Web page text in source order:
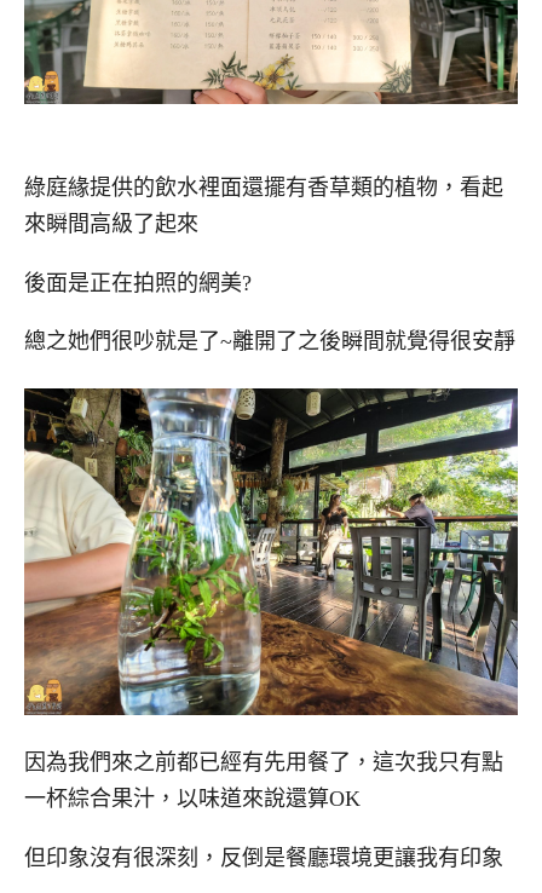
綠庭緣提供的飲水裡面還擺有香草類的植物，看起
來瞬間高級了起來
後面是正在拍照的網美?
總之她們很吵就是了~離開了之後瞬間就覺得很安靜
因為我們來之前都已經有先用餐了，這次我只有點
一杯綜合果汁，以味道來說還算OK
但印象沒有很深刻，反倒是餐廳環境更讓我有印象